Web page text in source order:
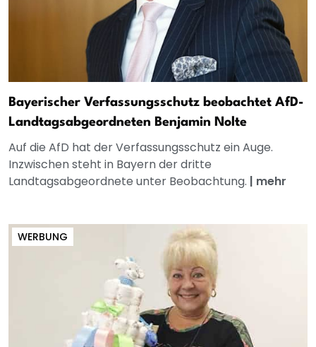
Bayerischer Verfassungsschutz beobachtet AfD-
Landtagsabgeordneten Benjamin Nolte
Auf die AfD hat der Verfassungsschutz ein Auge.
Inzwischen steht in Bayern der dritte
Landtagsabgeordnete unter Beobachtung. | mehr
WERBUNG